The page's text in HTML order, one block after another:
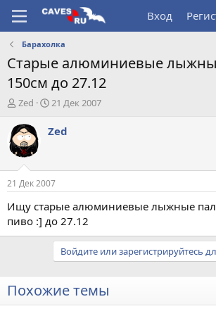
Вход
Барахолка
Старые алюминиевые
150см до 27.12
А
т
о
р
т
е
м
ы
Zed
Д
т
ч
а
л
а
21 Дек 2007
Zed
21 Дек 2007
Ищу старые алюминиевые лыжные
пиво :] до 27.12
Войдите или зарегистрируйтесь
Похожие темы